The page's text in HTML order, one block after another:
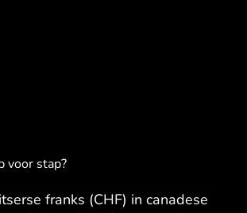
voor stap?
franks (CHF) in canadese